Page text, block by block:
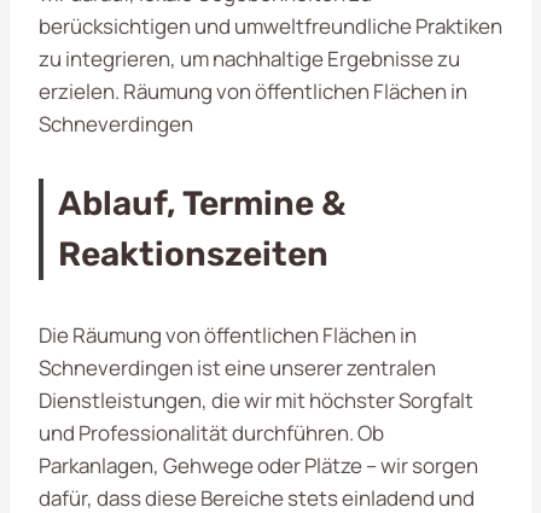
berücksichtigen und umweltfreundliche Praktiken
zu integrieren, um nachhaltige Ergebnisse zu
erzielen. Räumung von öffentlichen Flächen in
Schneverdingen
Ablauf, Termine &
Reaktionszeiten
Die Räumung von öffentlichen Flächen in
Schneverdingen ist eine unserer zentralen
Dienstleistungen, die wir mit höchster Sorgfalt
und Professionalität durchführen. Ob
Parkanlagen, Gehwege oder Plätze – wir sorgen
dafür, dass diese Bereiche stets einladend und